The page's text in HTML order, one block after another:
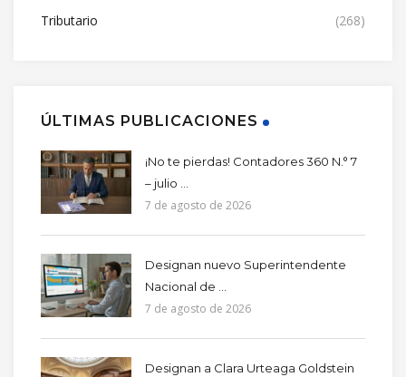
Tributario
(268)
ÚLTIMAS PUBLICACIONES
¡No te pierdas! Contadores 360 N.° 7
– julio ...
7 de agosto de 2026
Designan nuevo Superintendente
Nacional de ...
7 de agosto de 2026
Designan a Clara Urteaga Goldstein